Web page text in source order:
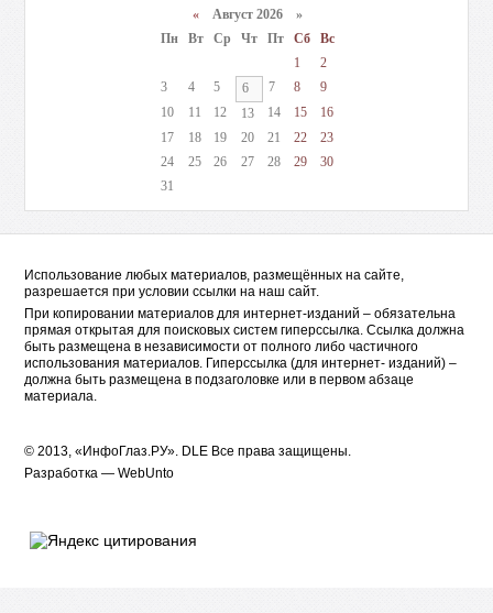
«Август 2026 »
Пн
Вт Ср Чт Пт Сб
Вс
1
2
3
4 5 6 7 8
9
10
11 12 13 14 15
16
17
18 19 20 21 22
23
24
25 26 27 28 29
30
31
Использование любых материалов, размещённых на сайте,
разрешается при условии ссылки на наш сайт.
При копировании материалов для интернет-изданий – обязательна
прямая открытая для поисковых систем гиперссылка. Ссылка должна
быть размещена в независимости от полного либо частичного
использования материалов. Гиперссылка (для интернет- изданий) –
должна быть размещена в подзаголовке или в первом абзаце
материала.
© 2013, «ИнфоГлаз.РУ». DLE Все права защищены.
Разработка —WebUnto